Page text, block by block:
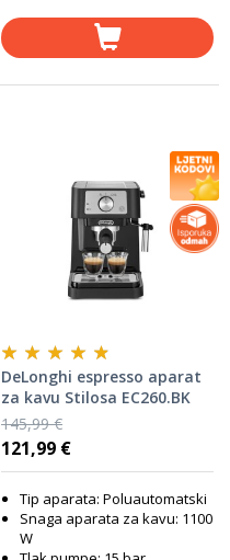
DeLonghi espresso aparat
za kavu Stilosa EC260.BK
145,99 €
121,99 €
Tip aparata: Poluautomatski
Snaga aparata za kavu: 1100
W